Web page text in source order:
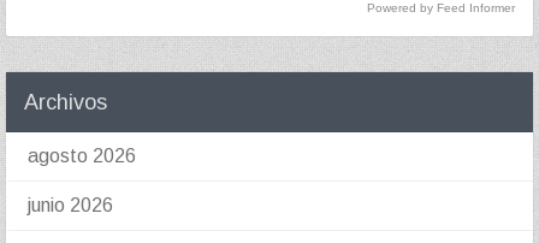
Powered by Feed Informer
Archivos
agosto 2026
junio 2026